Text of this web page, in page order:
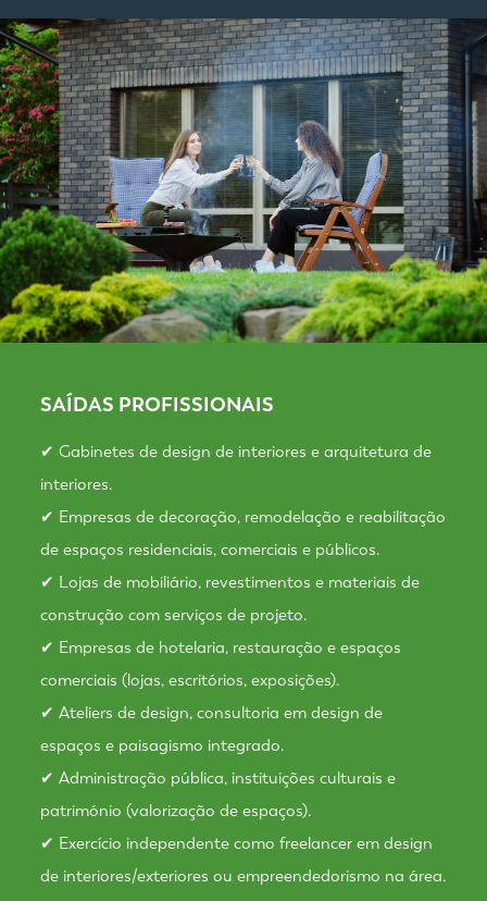
SAÍDAS PROFISSIONAIS
✔ Gabinetes de design de interiores e arquitetura de
interiores.
✔ Empresas de decoração, remodelação e reabilitação
de espaços residenciais, comerciais e públicos.
✔ Lojas de mobiliário, revestimentos e materiais de
construção com serviços de projeto.
✔ Empresas de hotelaria, restauração e espaços
comerciais (lojas, escritórios, exposições).
✔ Ateliers de design, consultoria em design de
espaços e paisagismo integrado.
✔ Administração pública, instituições culturais e
património (valorização de espaços).
✔ Exercício independente como freelancer em design
de interiores/exteriores ou empreendedorismo na área.